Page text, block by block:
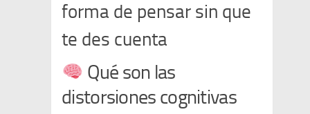
forma de pensar sin que
te des cuenta
Qué son las
distorsiones cognitivas